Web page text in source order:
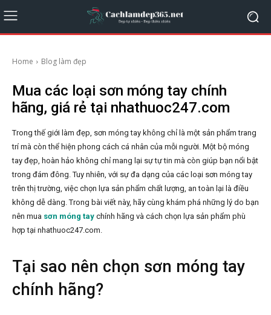
Home Blog làm đẹp
Mua các loại sơn móng tay chính
hãng, giá rẻ tại nhathuoc247.com
Trong thế giới làm đẹp, sơn móng tay không chỉ là một sản phẩm trang
trí mà còn thể hiện phong cách cá nhân của mỗi người. Một bộ móng
tay đẹp, hoàn hảo không chỉ mang lại sự tự tin mà còn giúp bạn nổi bật
trong đám đông. Tuy nhiên, với sự đa dạng của các loại sơn móng tay
trên thị trường, việc chọn lựa sản phẩm chất lượng, an toàn lại là điều
không dễ dàng. Trong bài viết này, hãy cùng khám phá những lý do bạn
nên mua sơn móng tay chính hãng và cách chọn lựa sản phẩm phù
hợp tại nhathuoc247.com.
Tại sao nên chọn sơn móng tay
chính hãng?